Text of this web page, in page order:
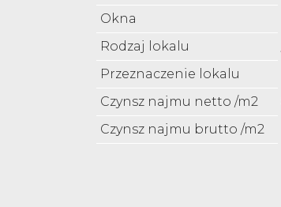
Okna
Rodzaj lokalu
Przeznaczenie lokalu
Czynsz najmu netto /m2
Czynsz najmu brutto /m2